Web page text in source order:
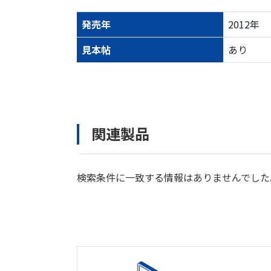
発売年
2012年
見本帖
あり
関連製品
検索条件に一致する情報はありませんでし